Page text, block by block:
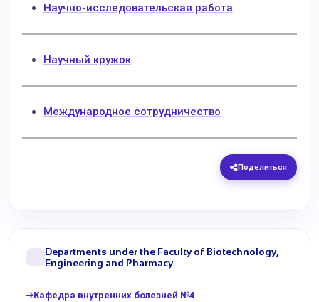
Научно-исследовательская работа
Научный кружок
Международное сотрудничество
Поделиться
Departments under the Faculty of Biotechnology,
Engineering and Pharmacy
Кафедра внутренних болезней №4